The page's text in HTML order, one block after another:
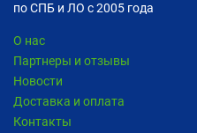
по СПБ и ЛО с 2005 года
О нас
Партнеры и отзывы
Новости
Доставка и оплата
Контакты